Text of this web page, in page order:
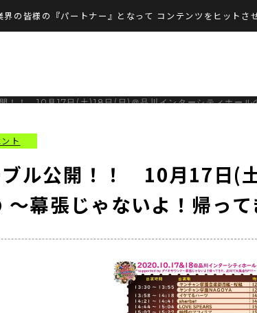
の皆様の『パートナー』となって コンテンツをヒットさ
！！ 10月17日(土)18日(日)＠品川インターシティホー
ト
ブル公開！！ 10月17日(
～幕張じゃないよ！帰っ